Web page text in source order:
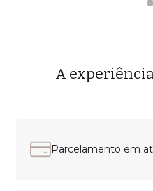
A
Parcelamento em